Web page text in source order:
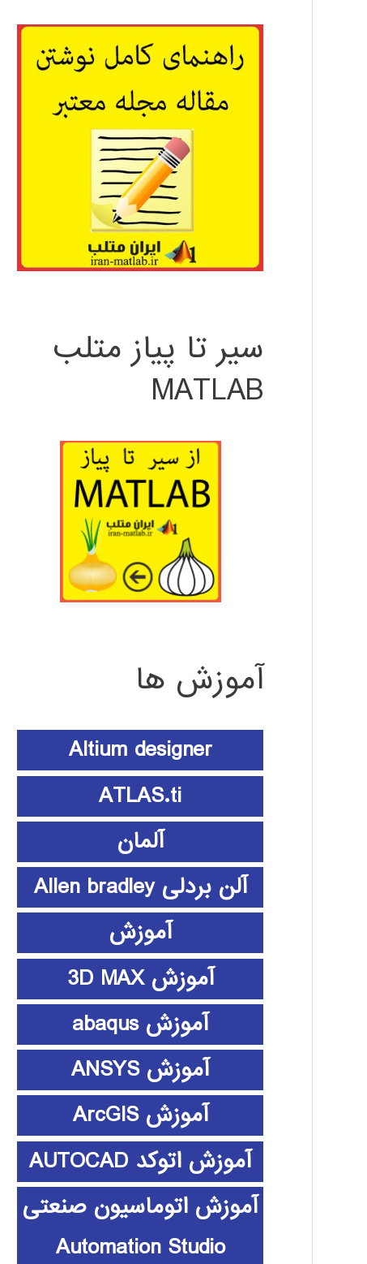
سیر تا پیاز متلب
MATLAB
آموزش ها
Altium designer
ATLAS.ti
آلمان
آلن بردلی Allen bradley
آموزش
آموزش 3D MAX
آموزش abaqus
آموزش ANSYS
آموزش ArcGIS
آموزش اتوکد AUTOCAD
آموزش اتوماسیون صنعتی
Automation Studio